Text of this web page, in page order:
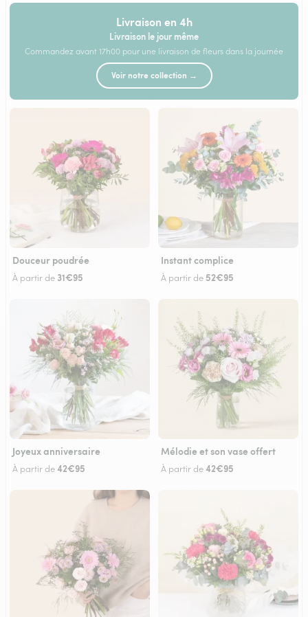
Livraison en 4h
Livraison le jour même
Commandez avant 17h00 pour une livraison de fleurs dans la journée
Voir notre collection →
Douceur poudrée
À partir de 31€95
Instant complice
À partir de 52€95
Joyeux anniversaire
À partir de42€95
Mélodie et son vase offert
À partir de42€95